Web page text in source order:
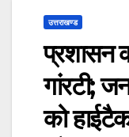
उत्तराखण्ड
प्रशासन
गांरटी;
को